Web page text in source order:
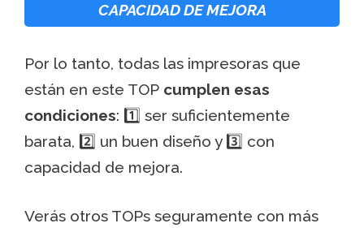
CAPACIDAD DE MEJORA
Por lo tanto, todas las impresoras que
están en este TOP cumplen esas
condiciones: 1️⃣ ser suficientemente
barata, 2️⃣ un buen diseño y 3️⃣ con
capacidad de mejora.
Verás otros TOPs seguramente con más